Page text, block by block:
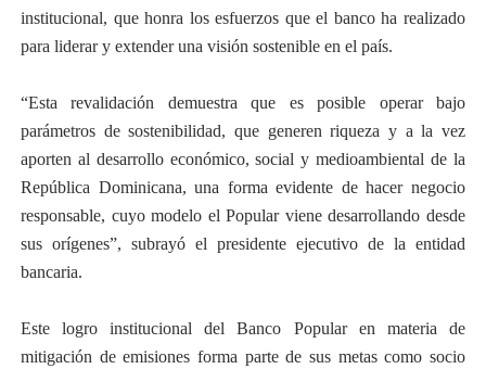
institucional, que honra los esfuerzos que el banco ha realizado
para liderar y extender una visión sostenible en el país.
“Esta revalidación demuestra que es posible operar bajo
parámetros de sostenibilidad, que generen riqueza y a la vez
aporten al desarrollo económico, social y medioambiental de la
República Dominicana, una forma evidente de hacer negocio
responsable, cuyo modelo el Popular viene desarrollando desde
sus orígenes”, subrayó el presidente ejecutivo de la entidad
bancaria.
Este logro institucional del Banco Popular en materia de
mitigación de emisiones forma parte de sus metas como socio